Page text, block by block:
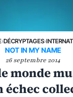
›DÉCRYPTAGES›
NOT IN MY NAME
26 septembre 2014
monde
échec